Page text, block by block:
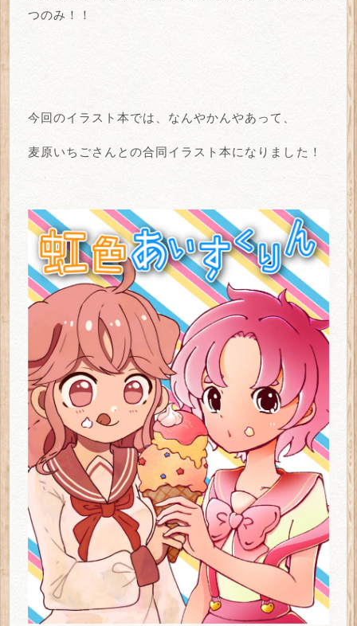
つのみ！！
今回のイラスト本では、なんやかんやあって、
麦原いちごさんとの合同イラスト本になりました！